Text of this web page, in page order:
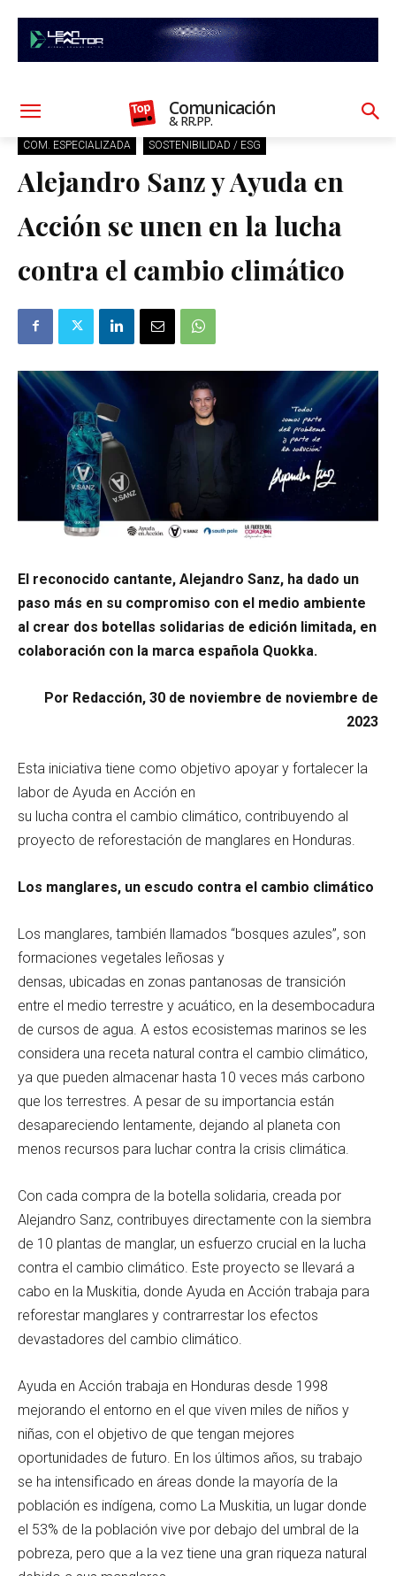
Comunicación
& RR.PP.
COM. ESPECIALIZADA SOSTENIBILIDAD / ESG
Alejandro Sanz y Ayuda en
Acción se unen en la lucha
contra el cambio climático
El reconocido cantante, Alejandro Sanz, ha dado un
paso más en su compromiso con el medio ambiente
al crear dos botellas solidarias de edición limitada, en
colaboración con la marca española Quokka.
Por Redacción, 30 de noviembre de noviembre de
2023
Esta iniciativa tiene como objetivo apoyar y fortalecer la
labor de Ayuda en Acción en
su lucha contra el cambio climático, contribuyendo al
proyecto de reforestación de manglares en Honduras.
Los manglares, un escudo contra el cambio climático
Los manglares, también llamados “bosques azules”, son
formaciones vegetales leñosas y
densas, ubicadas en zonas pantanosas de transición
entre el medio terrestre y acuático, en la desembocadura
de cursos de agua. A estos ecosistemas marinos se les
considera una receta natural contra el cambio climático,
ya que pueden almacenar hasta 10 veces más carbono
que los terrestres. A pesar de su importancia están
desapareciendo lentamente, dejando al planeta con
menos recursos para luchar contra la crisis climática.
Con cada compra de la botella solidaria, creada por
Alejandro Sanz, contribuyes directamente con la siembra
de 10 plantas de manglar, un esfuerzo crucial en la lucha
contra el cambio climático. Este proyecto se llevará a
cabo en la Muskitia, donde Ayuda en Acción trabaja para
reforestar manglares y contrarrestar los efectos
devastadores del cambio climático.
Ayuda en Acción trabaja en Honduras desde 1998
mejorando el entorno en el que viven miles de niños y
niñas, con el objetivo de que tengan mejores
oportunidades de futuro. En los últimos años, su trabajo
se ha intensificado en áreas donde la mayoría de la
población es indígena, como La Muskitia, un lugar donde
el 53% de la población vive por debajo del umbral de la
pobreza, pero que a la vez tiene una gran riqueza natural